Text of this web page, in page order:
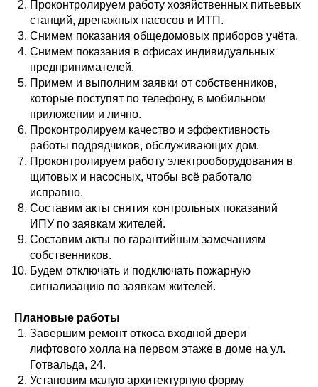
Проконтролируем работу хозяйственных питьевых
станций, дренажных насосов и ИТП.
Снимем показания общедомовых приборов учёта.
Снимем показания в офисах индивидуальных
предпринимателей.
Примем и выполним заявки от собственников,
которые поступят по телефону, в мобильном
приложении и лично.
Проконтролируем качество и эффективность
работы подрядчиков, обслуживающих дом.
Проконтролируем работу электрооборудования в
щитовых и насосных, чтобы всё работало
исправно.
Составим акты снятия контрольных показаний
ИПУ по заявкам жителей.
Составим акты по гарантийным замечаниям
собственников.
Будем отключать и подключать пожарную
сигнализацию по заявкам жителей.
Плановые работы
Завершим ремонт откоса входной двери
лифтового холла на первом этаже в доме на ул.
Готвальда, 24.
Установим малую архитектурную форму